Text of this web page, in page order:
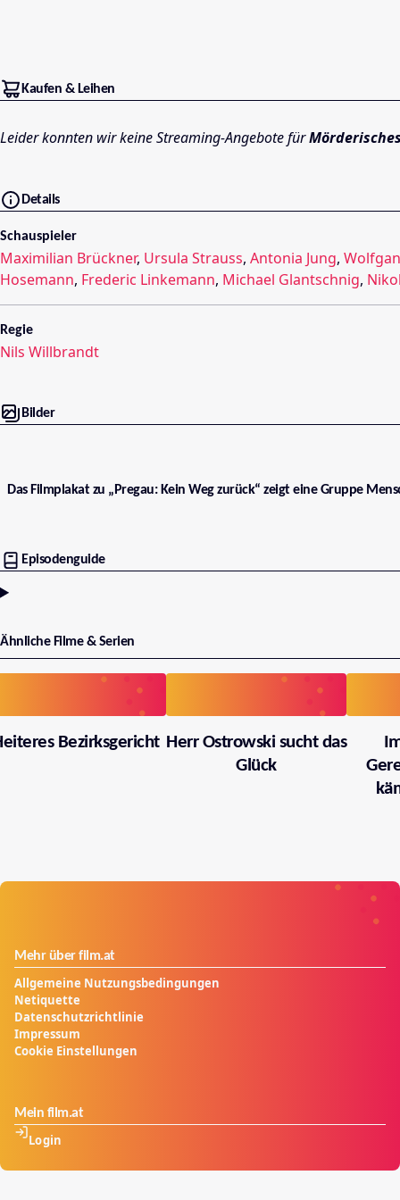
Kaufen & Leihen
Leider konnten wir keine Streaming-Angebote für
Details
Schauspieler
Maximilian Brückner, Ursula Strauss, Antonia Jung,
Hosemann, Frederic Linkemann, Michael Glantschnig,
Regie
Nils Willbrandt
Bilder
Das Filmplakat zu „Pregau: Kein Weg zurück“ zeigt eine Gruppe
Episodenguide
Ähnliche Filme & Serien
Bezirksgericht Herr Ostrowski sucht das
Glück
Mehr über film.at
Allgemeine Nutzungsbedingungen
Netiquette
Datenschutzrichtlinie
Impressum
Cookie Einstellungen
Mein film.at
Login